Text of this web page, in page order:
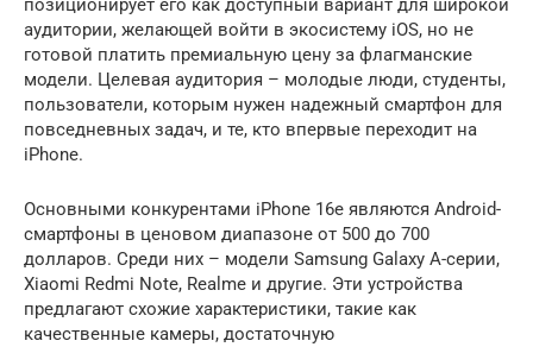
позиционирует его как доступный вариант для широкой
аудитории, желающей войти в экосистему iOS, но не
готовой платить премиальную цену за флагманские
модели. Целевая аудитория – молодые люди, студенты,
пользователи, которым нужен надежный смартфон для
повседневных задач, и те, кто впервые переходит на
iPhone.
Основными конкурентами iPhone 16e являются Android-
смартфоны в ценовом диапазоне от 500 до 700
долларов. Среди них – модели Samsung Galaxy A-серии,
Xiaomi Redmi Note, Realme и другие. Эти устройства
предлагают схожие характеристики, такие как
качественные камеры, достаточную